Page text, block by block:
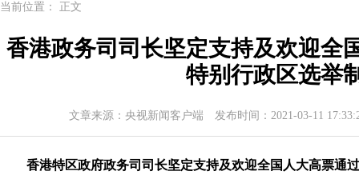
当前位置： 正文
香港政务司司长坚定支持及欢迎全
特别行政区选举
文章来源： 央视新闻客户端 发布时间：2021-03-11
香港特区政府政务司司长坚定支持及欢迎全国人大高票通